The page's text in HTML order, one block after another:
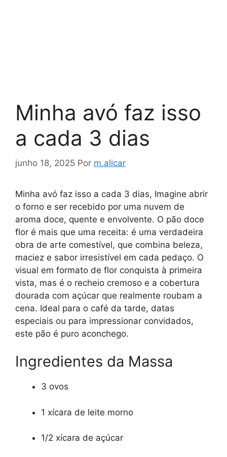
Minha avó faz isso
a cada 3 dias
junho 18, 2025 Por m.alicar
Minha avó faz isso a cada 3 dias, Imagine abrir
o forno e ser recebido por uma nuvem de
aroma doce, quente e envolvente. O pão doce
flor é mais que uma receita: é uma verdadeira
obra de arte comestível, que combina beleza,
maciez e sabor irresistível em cada pedaço. O
visual em formato de flor conquista à primeira
vista, mas é o recheio cremoso e a cobertura
dourada com açúcar que realmente roubam a
cena. Ideal para o café da tarde, datas
especiais ou para impressionar convidados,
este pão é puro aconchego.
Ingredientes da Massa
3 ovos
1 xícara de leite morno
1/2 xícara de açúcar